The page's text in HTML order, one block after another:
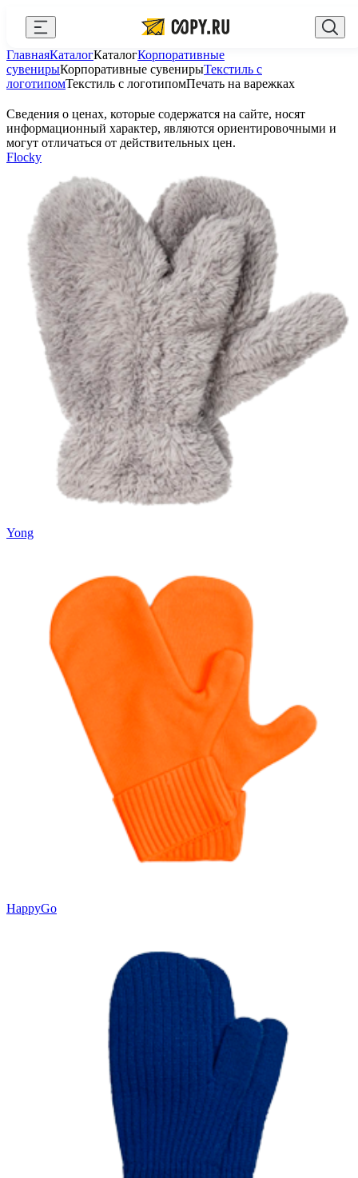
Выберите город
AI Copy.ru
API и интеграции
Сувениры с логотипом
Для бизнеса
Калькулятор
Новости
Блог
Генератор QR-кодов
Публичная оферта
Клуб привилегий
Вакансии
О компании
Написать директору
Арендодателям
Портфолио
Франшиза
Закрыть
ГлавнаяКаталогКаталогКорпоративные
сувенирыКорпоративные сувенирыТекстиль с
логотипомТекстиль с логотипомПечать на варежках
Сведения о ценах, которые содержатся на сайте, носят
информационный характер, являются ориентировочными и
могут отличаться от действительных цен.
Flocky
Yong
HappyGo